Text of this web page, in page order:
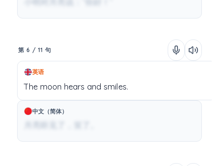
第 6 / 11 句
英语
The moon hears and smiles.
中文（简体）